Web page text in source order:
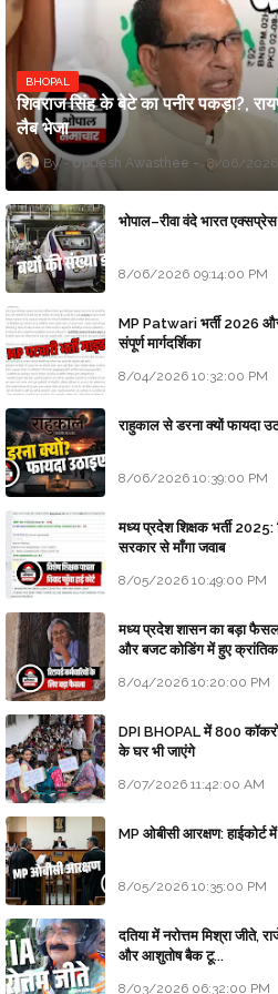
BHOPAL
शिवराज सिंह के बेटे का पनीर पकड़ा?,
लैब भेजा
Updesh Awasthee 8/06/2026
भोपाल–रीवा वंदे भारत
8/06/2026 09:14:00 PM
MP Patwari भर्ती 2026
संपूर्ण मार्गदर्शिका
8/04/2026 10:32:00 PM
राहुकाल से डरना क्यों फायदा
8/06/2026 10:39:00 PM
मध्य प्रदेश शिक्षक भर्ती 2025:
सरकार से माँगा जवाब
8/05/2026 10:49:00 PM
मध्य प्रदेश शासन का बड़ा
और बजट कोडिंग में हुए
8/04/2026 10:20:00 PM
DPI BHOPAL में 800
के घर भी जाएंगे
8/07/2026 11:42:00 AM
MP ओबीसी आरक्षण: हाईकोर्ट में
8/05/2026 10:35:00 PM
दतिया में नरोत्तम मिश्रा जीते,
और आशुतोष बैक टू...
8/03/2026 06:32:00 PM